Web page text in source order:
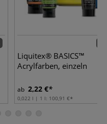
Liquitex® BASICS™
Acrylfarben, einzeln
ab 2,22 €
0,022 l | 1 l: 100,91 €